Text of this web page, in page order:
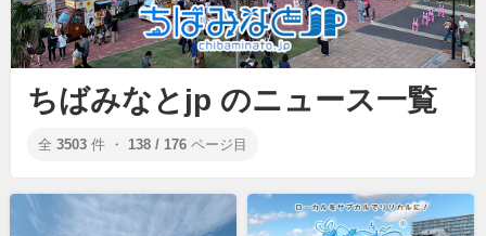
ちばみなとjp のニュース一覧
全 3503 件 ・ 138 / 176 ページ目